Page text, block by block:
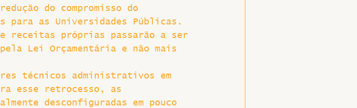
do compromisso do
para as Universidades Públicas.
receitas próprias passarão a ser
Lei Orçamentária e não mais
técnicos administrativos em
esse retrocesso, as
desconfiguradas em pouco